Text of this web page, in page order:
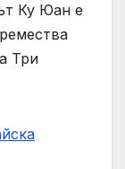
Ку Юан е
Три